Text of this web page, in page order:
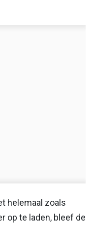
helemaal zoals
op te laden, bleef de